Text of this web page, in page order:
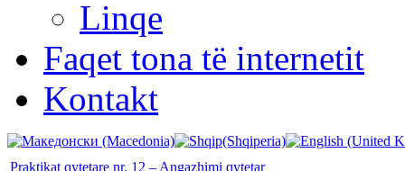
Linqe
Faqet tona të internetit
Kontakt
Praktikat qytetare nr. 12 – Angazhimi qytetar